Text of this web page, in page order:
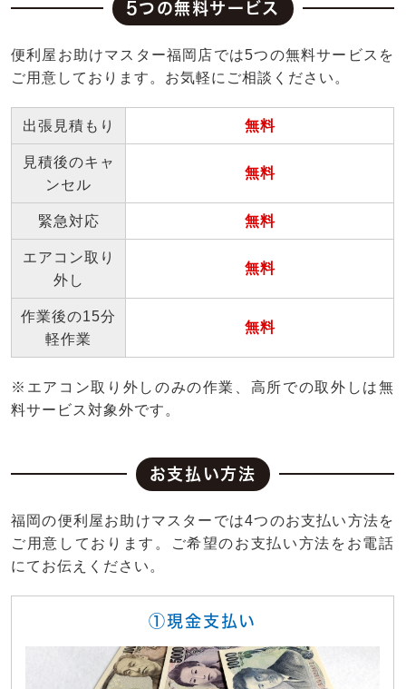
5つの無料サービス
便利屋お助けマスター福岡店では5つの無料サービスを
ご用意しております。お気軽にご相談ください。
出張見積もり 無料
見積後のキャ
ンセル
無料
緊急対応 無料
エアコン取り
外し
無料
作業後の15分
軽作業
無料
※エアコン取り外しのみの作業、高所での取外しは無
料サービス対象外です。
お支払い方法
福岡の便利屋お助けマスターでは4つのお支払い方法を
ご用意しております。ご希望のお支払い方法をお電話
にてお伝えください。
①現金支払い